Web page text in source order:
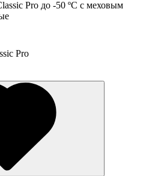
Pro